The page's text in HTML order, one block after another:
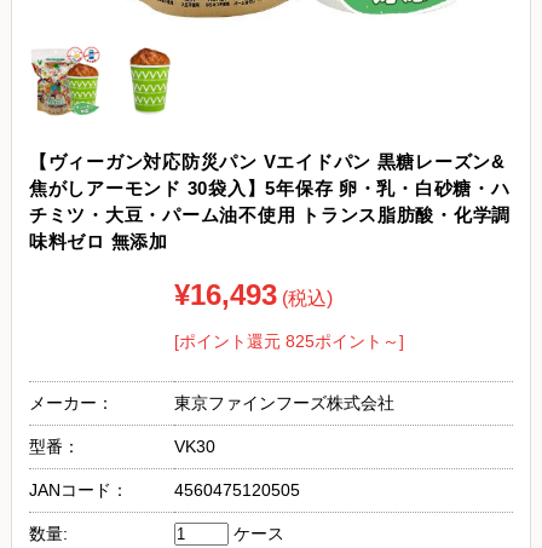
【ヴィーガン対応防災パン Vエイドパン 黒糖レーズン&
焦がしアーモンド 30袋入】5年保存 卵・乳・白砂糖・ハ
チミツ・大豆・パーム油不使用 トランス脂肪酸・化学調
味料ゼロ 無添加
¥16,493 (税込)
[ポイント還元 825ポイント～]
メーカー： 東京ファインフーズ株式会社
型番： VK30
JANコード： 4560475120505
数量: ケース